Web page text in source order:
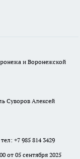
и Воронежской
Суворов Алексей
+7 985 814 3429
от 05 сентября 2025